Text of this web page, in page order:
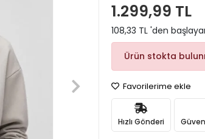
1.299,99 TL
108,33 TL 'den
Ürün stokta
Favorilerime ekle
Hızlı Gönderi